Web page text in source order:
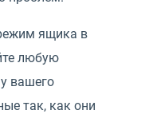
ящика в
любую
вашего
так, как они